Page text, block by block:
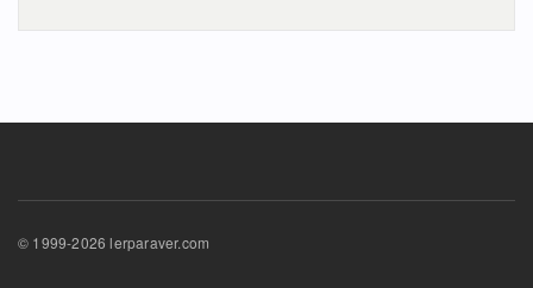
© 1999-2026 lerparaver.com